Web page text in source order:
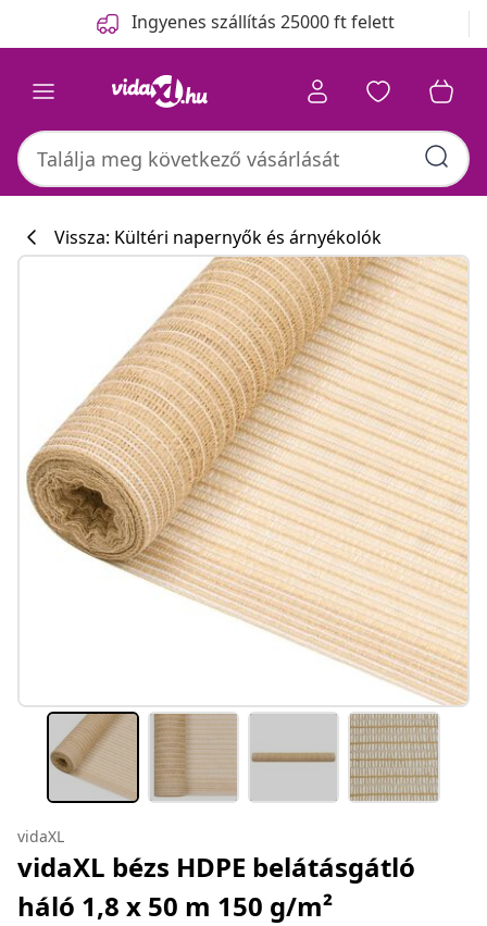
Ingyenes szállítás 25000 ft felett
Vissza: Kültéri napernyők és árnyékolók
vidaXL
vidaXL bézs HDPE belátásgátló
háló 1,8 x 50 m 150 g/m²